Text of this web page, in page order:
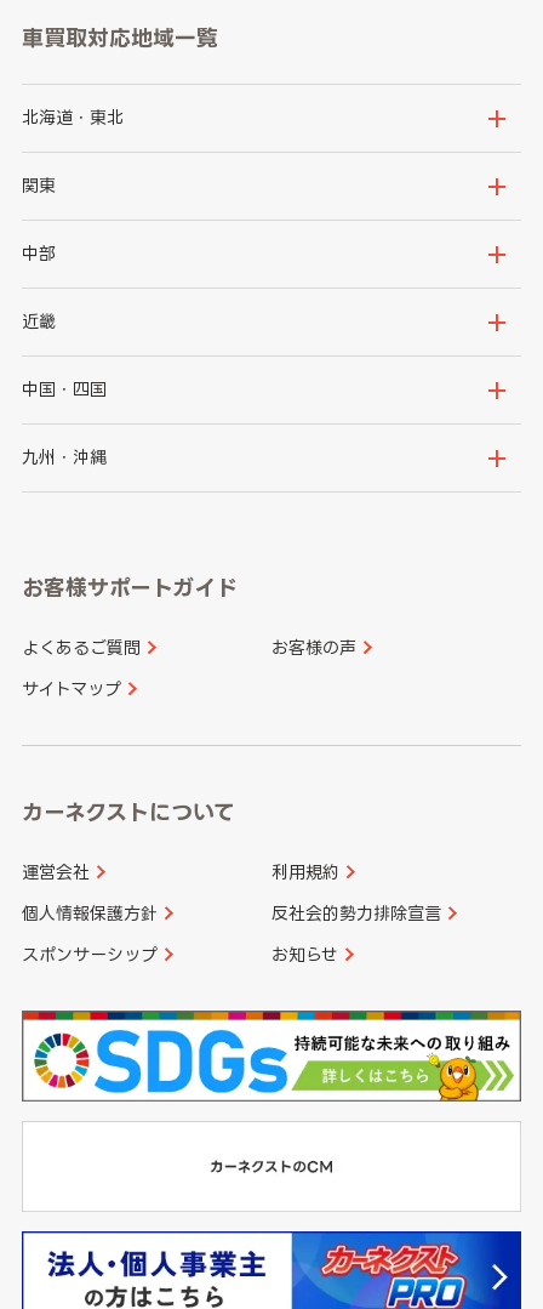
車買取対応地域一覧
北海道・東北
北海道
岩手県
秋田県
関東
茨城県
群馬県
千葉県
神奈川県
中部
新潟県
石川県
山梨県
愛知県
近畿
大阪府
京都府
和歌山県
中国・四国
鳥取県
山口県
香川県 愛媛県
九州・沖縄
長崎県
大分県 宮崎県
お客様サポートガイド
よくあるご質問 お客様の声
サイトマップ
カーネクストについて
運営会社 利用規約
個人情報保護方針 反社会的勢力排除宣言
スポンサーシップ お知らせ